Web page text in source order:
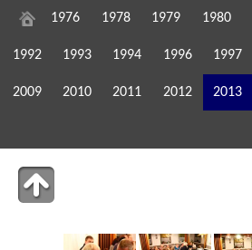
1976 1978 1979 1980
1992 1993 1994 1996 1997
2009 2010 2011 2012 2013